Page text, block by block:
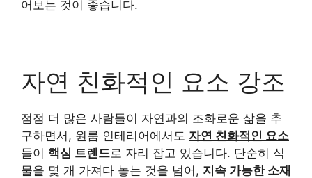
어보는 것이 좋습니다.
자연 친화적인 요소 강조
점점 더 많은 사람들이 자연과의 조화로운 삶을 추
구하면서, 원룸 인테리어에서도 자연 친화적인 요소
들이 핵심 트렌드로 자리 잡고 있습니다. 단순히 식
물을 몇 개 가져다 놓는 것을 넘어, 지속 가능한 소재